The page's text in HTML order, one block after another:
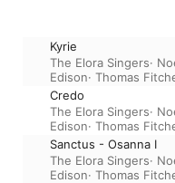
Kyrie
The Elora Singers·
Edison· Thomas
Credo
The Elora Singers·
Edison· Thomas
Sanctus - Osanna I
The Elora Singers·
Edison· Thomas